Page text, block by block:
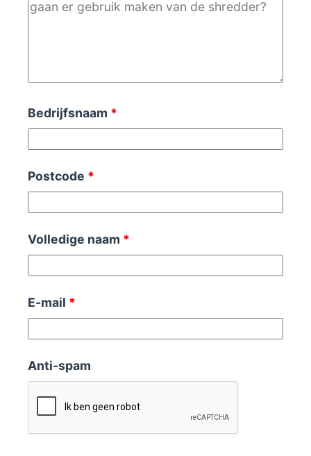
Bedrijfsnaam *
Postcode *
Volledige naam *
E-mail *
Anti-spam